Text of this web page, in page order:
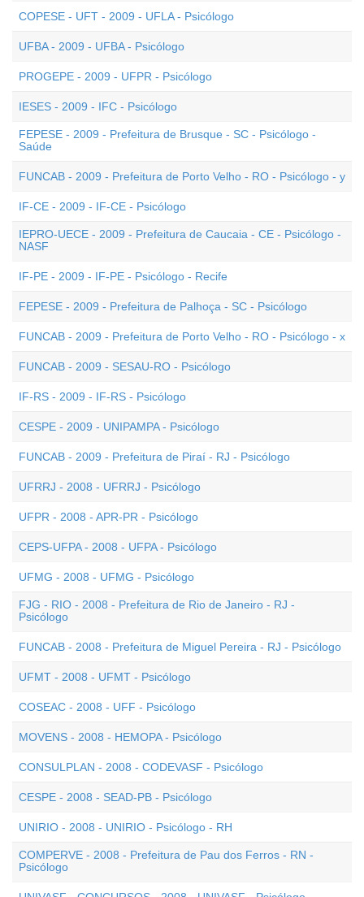
COPESE - UFT - 2009 - UFLA - Psicólogo
UFBA - 2009 - UFBA - Psicólogo
PROGEPE - 2009 - UFPR - Psicólogo
IESES - 2009 - IFC - Psicólogo
FEPESE - 2009 - Prefeitura de Brusque - SC - Psicólogo -
Saúde
FUNCAB - 2009 - Prefeitura de Porto Velho - RO - Psicólogo - y
IF-CE - 2009 - IF-CE - Psicólogo
IEPRO-UECE - 2009 - Prefeitura de Caucaia - CE - Psicólogo -
NASF
IF-PE - 2009 - IF-PE - Psicólogo - Recife
FEPESE - 2009 - Prefeitura de Palhoça - SC - Psicólogo
FUNCAB - 2009 - Prefeitura de Porto Velho - RO - Psicólogo - x
FUNCAB - 2009 - SESAU-RO - Psicólogo
IF-RS - 2009 - IF-RS - Psicólogo
CESPE - 2009 - UNIPAMPA - Psicólogo
FUNCAB - 2009 - Prefeitura de Piraí - RJ - Psicólogo
UFRRJ - 2008 - UFRRJ - Psicólogo
UFPR - 2008 - APR-PR - Psicólogo
CEPS-UFPA - 2008 - UFPA - Psicólogo
UFMG - 2008 - UFMG - Psicólogo
FJG - RIO - 2008 - Prefeitura de Rio de Janeiro - RJ -
Psicólogo
FUNCAB - 2008 - Prefeitura de Miguel Pereira - RJ - Psicólogo
UFMT - 2008 - UFMT - Psicólogo
COSEAC - 2008 - UFF - Psicólogo
MOVENS - 2008 - HEMOPA - Psicólogo
CONSULPLAN - 2008 - CODEVASF - Psicólogo
CESPE - 2008 - SEAD-PB - Psicólogo
UNIRIO - 2008 - UNIRIO - Psicólogo - RH
COMPERVE - 2008 - Prefeitura de Pau dos Ferros - RN -
Psicólogo